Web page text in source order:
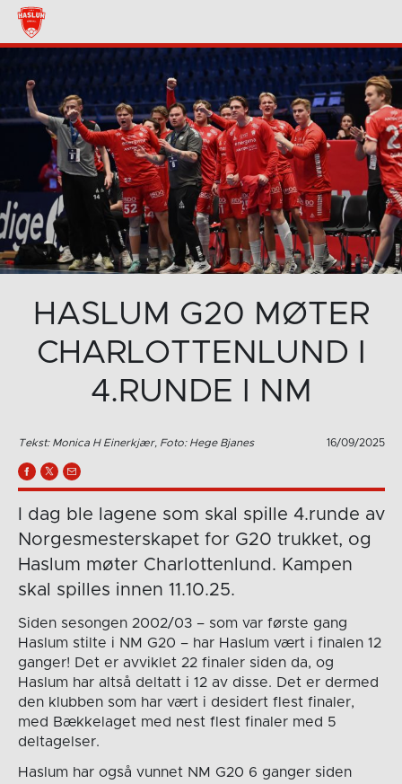
HASLUM G20 MØTER
CHARLOTTENLUND I
4.RUNDE I NM
Tekst: Monica H Einerkjær, Foto: Hege Bjanes 16/09/2025
I dag ble lagene som skal spille 4.runde av
Norgesmesterskapet for G20 trukket, og
Haslum møter Charlottenlund. Kampen
skal spilles innen 11.10.25.
Siden sesongen 2002/03 – som var første gang
Haslum stilte i NM G20 – har Haslum vært i finalen 12
ganger! Det er avviklet 22 finaler siden da, og
Haslum har altså deltatt i 12 av disse. Det er dermed
den klubben som har vært i desidert flest finaler,
med Bækkelaget med nest flest finaler med 5
deltagelser.
Haslum har også vunnet NM G20 6 ganger siden